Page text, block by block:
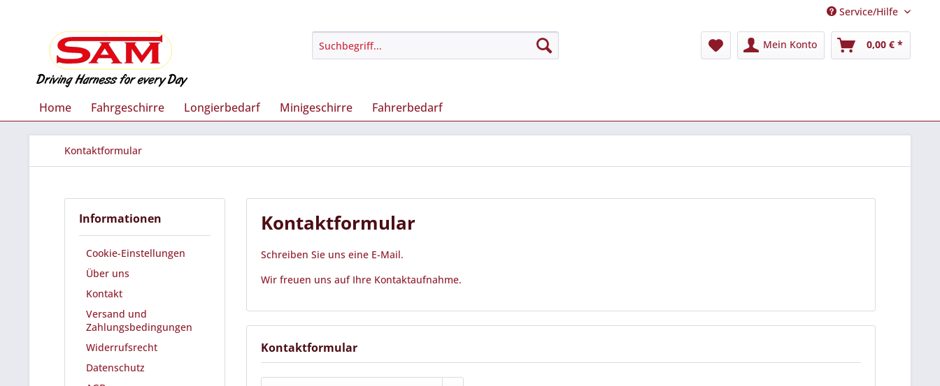
Service/Hilfe
Mein Konto 0,00 € *
Home Fahrgeschirre Longierbedarf Minigeschirre Fahrerbedarf
Kontaktformular
Informationen
Cookie-Einstellungen
Über uns
Kontakt
Versand und
Zahlungsbedingungen
Widerrufsrecht
Datenschutz
Kontaktformular
Schreiben Sie uns eine E-Mail.
Wir freuen uns auf Ihre Kontaktaufnahme.
Kontaktformular